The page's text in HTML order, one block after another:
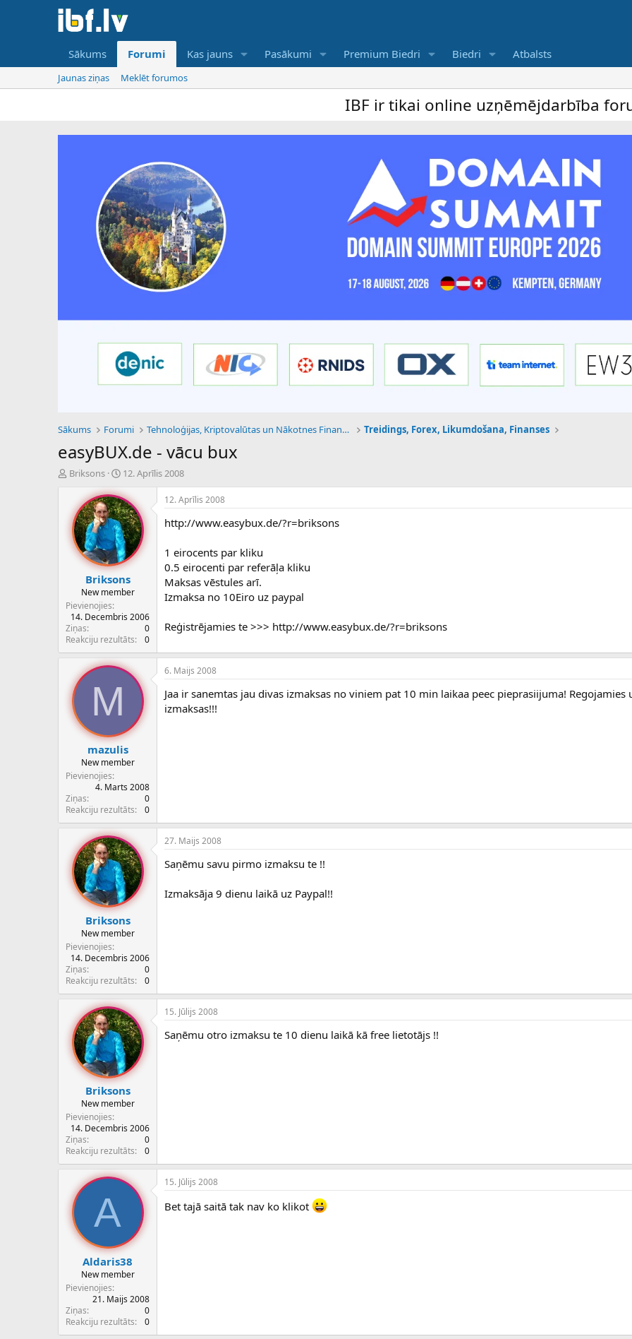
Sākums Forumi Kas jauns Pasākumi Premium Biedri Biedri Atbalsts
Jaunas ziņas Meklēt forumos
IBF ir tikai online uzņēmējdarbība forums un
Sākums Forumi Tehnoloģijas, Kriptovalūtas un Nākotnes Finanses Treidings, Forex, Likumdošana, Finanses
easyBUX.de - vācu bux
P
e
d
e
z
s
ā
c
ē
Briksons
S
k
u
m
a
d
a
u
m
s
12. Aprīlis 2008
Briksons
New member
Pievienojies
14. Decembris 2006
Ziņas
0
Reakciju rezultāts
0
12. Aprīlis 2008
http://www.easybux.de/?r=briksons
1 eirocents par kliku
0.5 eirocenti par referāļa kliku
Maksas vēstules arī.
Izmaksa no 10Eiro uz paypal
Reģistrējamies te >>> http://www.easybux.de/?r=briksons
M
mazulis
New member
Pievienojies
4. Marts 2008
Ziņas
0
Reakciju rezultāts
0
6. Maijs 2008
Jaa ir sanemtas jau divas izmaksas no viniem pat 10 min laikaa peec pieprasiijuma! Regojamies
izmaksas!!!
Briksons
New member
Pievienojies
14. Decembris 2006
Ziņas
0
Reakciju rezultāts
0
27. Maijs 2008
Saņēmu savu pirmo izmaksu te !!
Izmaksāja 9 dienu laikā uz Paypal!!
Briksons
New member
Pievienojies
14. Decembris 2006
Ziņas
0
Reakciju rezultāts
0
15. Jūlijs 2008
Saņēmu otro izmaksu te 10 dienu laikā kā free lietotājs !!
A
Aldaris38
New member
Pievienojies
21. Maijs 2008
Ziņas
0
Reakciju rezultāts
0
15. Jūlijs 2008
Bet tajā saitā tak nav ko klikot